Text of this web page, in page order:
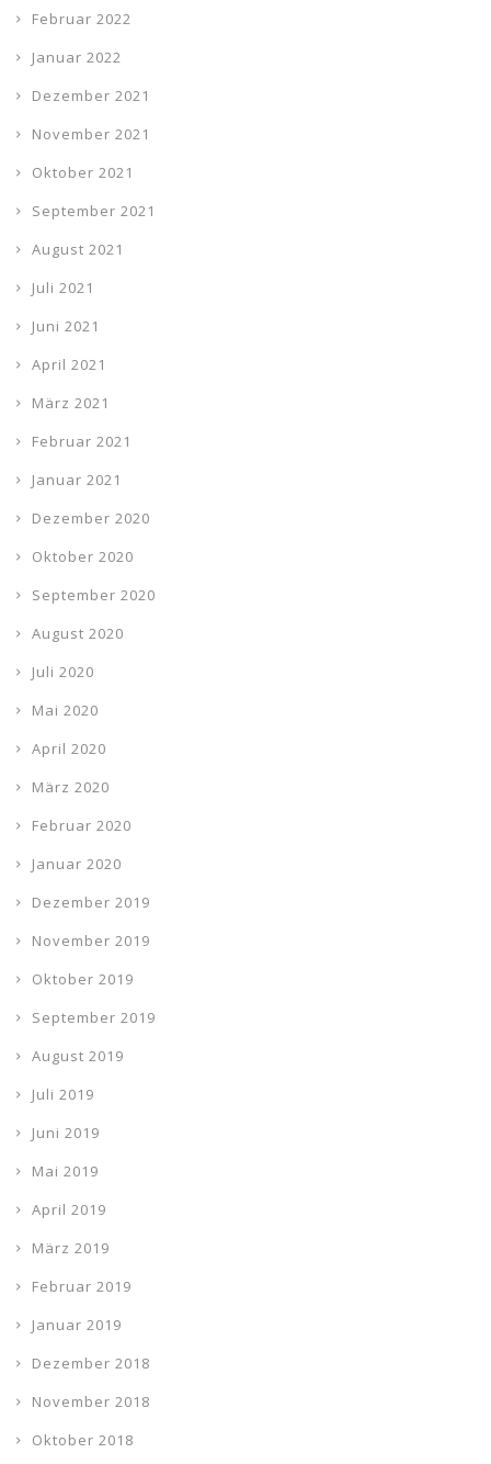
Februar 2022
Januar 2022
Dezember 2021
November 2021
Oktober 2021
September 2021
August 2021
Juli 2021
Juni 2021
April 2021
März 2021
Februar 2021
Januar 2021
Dezember 2020
Oktober 2020
September 2020
August 2020
Juli 2020
Mai 2020
April 2020
März 2020
Februar 2020
Januar 2020
Dezember 2019
November 2019
Oktober 2019
September 2019
August 2019
Juli 2019
Juni 2019
Mai 2019
April 2019
März 2019
Februar 2019
Januar 2019
Dezember 2018
November 2018
Oktober 2018